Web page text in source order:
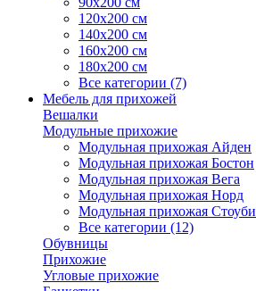
120х200 см
140х200 см
160х200 см
180х200 см
Все категории (7)
Мебель для прихожей
Вешалки
Модульные прихожие
Модульная прихожая Айден
Модульная прихожая Бостон
Модульная прихожая Вега
Модульная прихожая Норд
Модульная прихожая Стоуби
Все категории (12)
Обувницы
Прихожие
Угловые прихожие